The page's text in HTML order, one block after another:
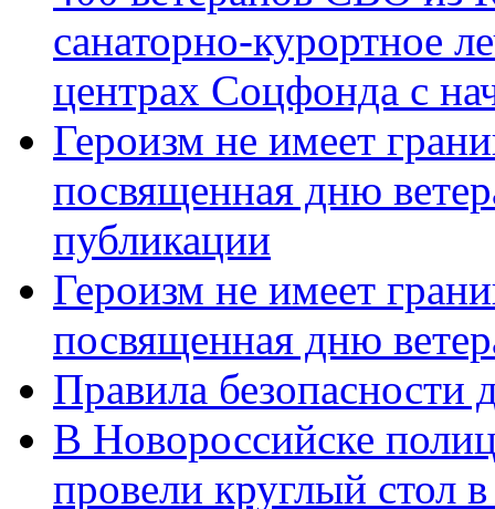
санаторно-курортное
центрах Соцфонда с
Героизм не имеет
посвященная дню
публикации
Героизм не имеет
посвященная дню
Правила безопасности
В Новороссийске
провели круглый стол